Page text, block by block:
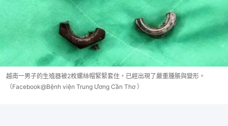
越南一男子的生殖器被2枚螺絲帽緊緊套住，已經出現了嚴重腫脹與變形。
（Facebook@Bệnh viện Trung Ương Cần Thơ ）